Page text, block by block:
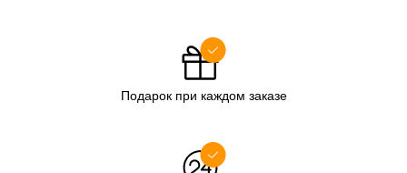
Подарок при каждом заказе